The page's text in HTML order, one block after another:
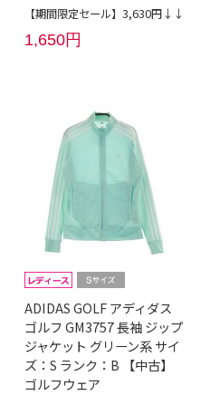
【期間限定セール】3,630円↓↓
1,650円
ADIDAS GOLF アディダス
ゴルフ GM3757 長袖 ジップ
ジャケット グリーン系 サイ
ズ：S ランク：B 【中古】
ゴルフウェア